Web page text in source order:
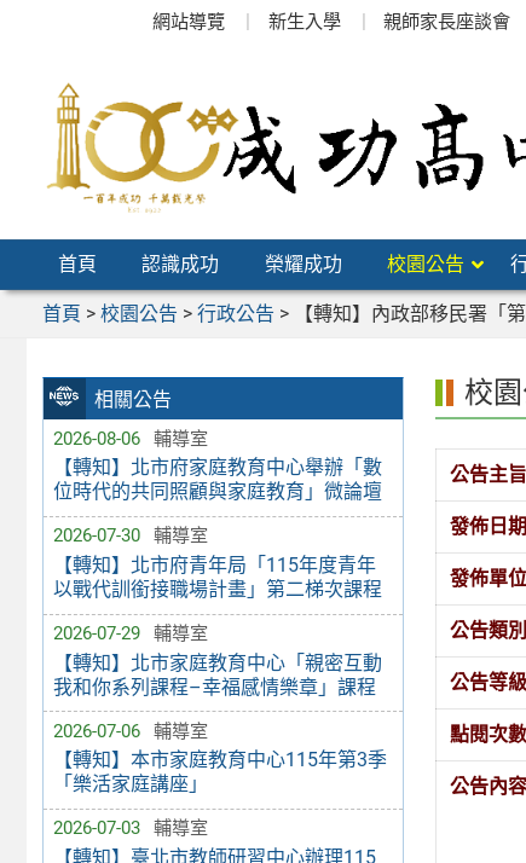
網站導覽 新生入學 親師家長座談會
首頁 認識成功 榮耀成功 校園公告
首頁 > 校園公告 > 行政公告 > 【轉知】內政部移民署「
相關公告
2026-08-06 輔導室
【轉知】北市府家庭教育中心舉辦「數
位時代的共同照顧與家庭教育」微論壇
2026-07-30 輔導室
【轉知】北市府青年局「115年度青年
以戰代訓銜接職場計畫」第二梯次課程
2026-07-29 輔導室
【轉知】北市家庭教育中心「親密互動
我和你系列課程–幸福感情樂章」課程
2026-07-06 輔導室
【轉知】本市家庭教育中心115年第3季
「樂活家庭講座」
2026-07-03 輔導室
【轉知】臺北市教師研習中心辦理115
校
公告主旨
發佈日期
發佈單位
公告類別
公告等級
點閱次數
公告內容